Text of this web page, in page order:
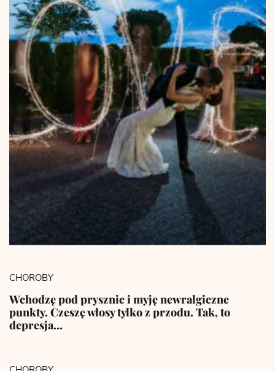
CHOROBY
Wchodzę pod prysznic i myję newralgiczne
punkty. Czeszę włosy tylko z przodu. Tak, to
depresja…